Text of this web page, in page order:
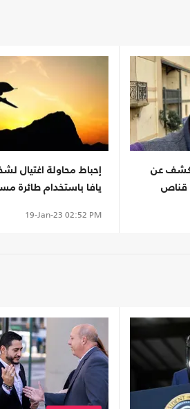
عن
قناص
إحباط محاولة
يافا باستخدام طائرة
19-Jan-23 02:52 PM